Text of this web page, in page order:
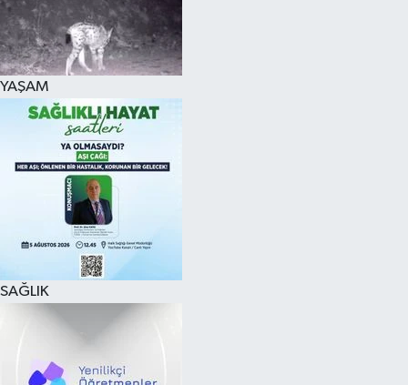
YAŞAM
SAĞLIK